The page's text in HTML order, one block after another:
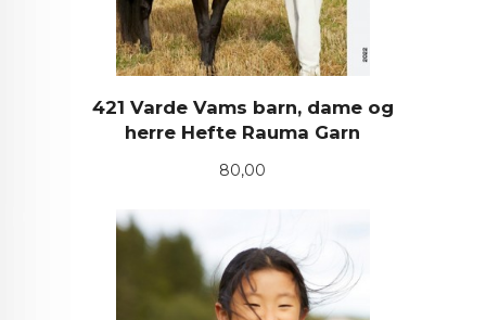
421 Varde Vams barn, dame og
herre Hefte Rauma Garn
Pris
80,00